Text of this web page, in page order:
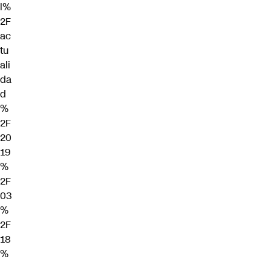
l%
2F
ac
tu
ali
da
d
%
2F
20
19
%
2F
03
%
2F
18
%